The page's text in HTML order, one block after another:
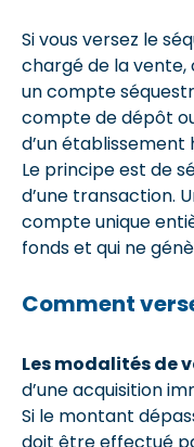
Si vous versez le
chargé de la
un compte
compte de dépôt
d’un établissement
Le principe est de
d’une transaction.
compte unique
fonds et qui ne
Comment
Les modalités de
d’une acquisition
Si le montant
doit être effectué